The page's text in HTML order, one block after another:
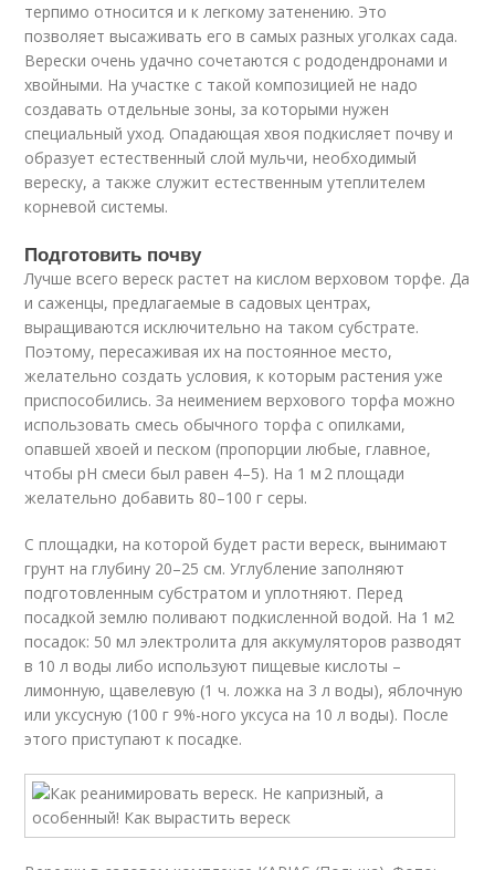
терпимо относится и к легкому затенению. Это
позволяет высаживать его в самых разных уголках сада.
Верески очень удачно сочетаются с рододендронами и
хвойными. На участке с такой композицией не надо
создавать отдельные зоны, за которыми нужен
специальный уход. Опадающая хвоя подкисляет почву и
образует естественный слой мульчи, необходимый
вереску, а также служит естественным утеплителем
корневой системы.
Подготовить почву
Лучше всего вереск растет на кислом верховом торфе. Да
и саженцы, предлагаемые в садовых центрах,
выращиваются исключительно на таком субстрате.
Поэтому, пересаживая их на постоянное место,
желательно создать условия, к которым растения уже
приспособились. За неимением верхового торфа можно
использовать смесь обычного торфа с опилками,
опавшей хвоей и песком (пропорции любые, главное,
чтобы рН смеси был равен 4–5). На 1 м 2 площади
желательно добавить 80–100 г серы.
С площадки, на которой будет расти вереск, вынимают
грунт на глубину 20–25 см. Углубление заполняют
подготовленным субстратом и уплотняют. Перед
посадкой землю поливают подкисленной водой. На 1 м2
посадок: 50 мл электролита для аккумуляторов разводят
в 10 л воды либо используют пищевые кислоты –
лимонную, щавелевую (1 ч. ложка на 3 л воды), яблочную
или уксусную (100 г 9%-ного уксуса на 10 л воды). После
этого приступают к посадке.